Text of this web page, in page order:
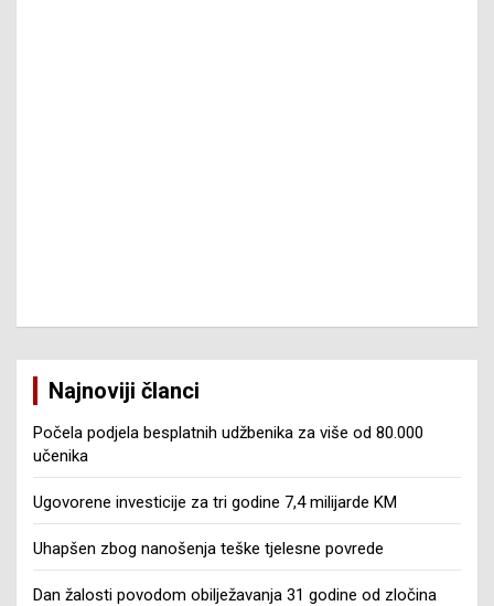
Najnoviji članci
Počela podjela besplatnih udžbenika za više od 80.000
učenika
Ugovorene investicije za tri godine 7,4 milijarde KM
Uhapšen zbog nanošenja teške tjelesne povrede
Dan žalosti povodom obilježavanja 31 godine od zločina